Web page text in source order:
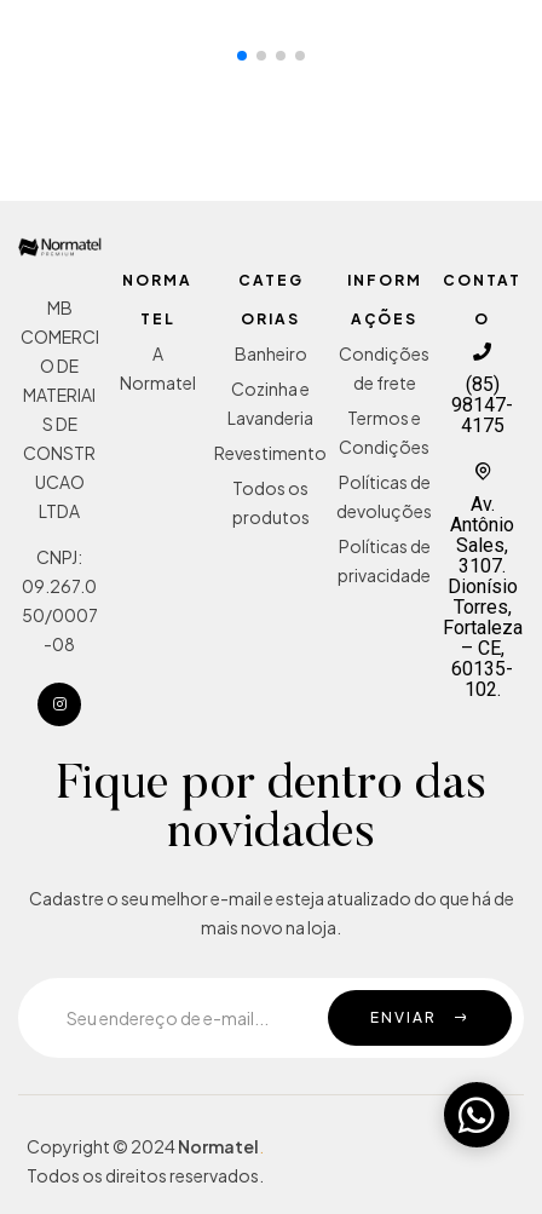
MB
COMERCI
O DE
MATERIAI
S DE
CONSTR
UCAO
LTDA
CNPJ:
09.267.0
50/0007
-08
NORMA
TEL
A
Normatel
CATEG
ORIAS
Banheiro
Cozinha e
Lavanderia
Revestimento
Todos os
produtos
INFORM
AÇÕES
Condições
de frete
Termos e
Condições
Políticas de
devoluções
Políticas de
privacidade
CONTAT
O
(85)
98147-
4175
Av.
Antônio
Sales,
3107.
Dionísio
Torres,
Fortaleza
– CE,
60135-
102.
Fique por dentro das
novidades
Cadastre o seu melhor e-mail e esteja atualizado do que há de
mais novo na loja.
ENVIAR
Copyright © 2024Normatel
Todos os direitos reservados.